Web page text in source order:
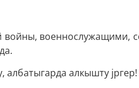
военнослужащими,
албатыгарда алкышту